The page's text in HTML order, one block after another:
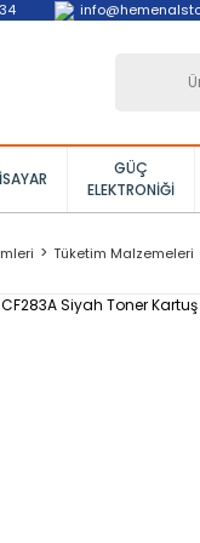
GÜÇ
ELEKTRONIĞI
Tüketim Malzemeleri